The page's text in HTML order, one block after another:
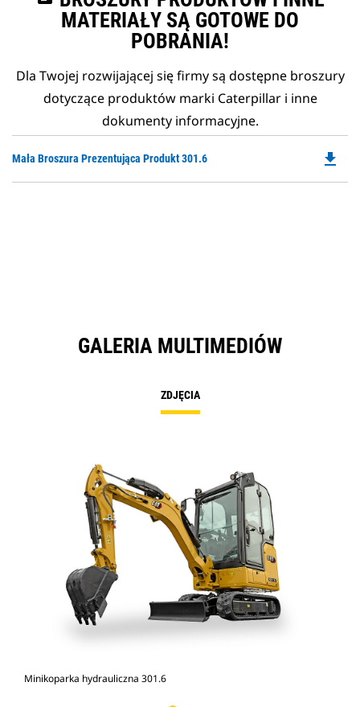
MATERIAŁY SĄ GOTOWE DO
POBRANIA!
Dla Twojej rozwijającej się firmy są dostępne broszury
dotyczące produktów marki Caterpillar i inne
dokumenty informacyjne.
Mała Broszura Prezentująca Produkt 301.6 file_download
GALERIA MULTIMEDIÓW
ZDJĘCIA
Minikoparka hydrauliczna 301.6